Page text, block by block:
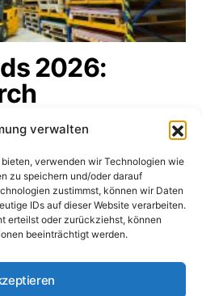
verwalten
verwenden wir Technologien wie
zu speichern und/oder darauf
zustimmst, können wir Daten
IDs auf dieser Website verarbeiten.
erteilst oder zurückziehst, können
beeinträchtigt werden.
2026:
sich in einem
sämtliche…
2026